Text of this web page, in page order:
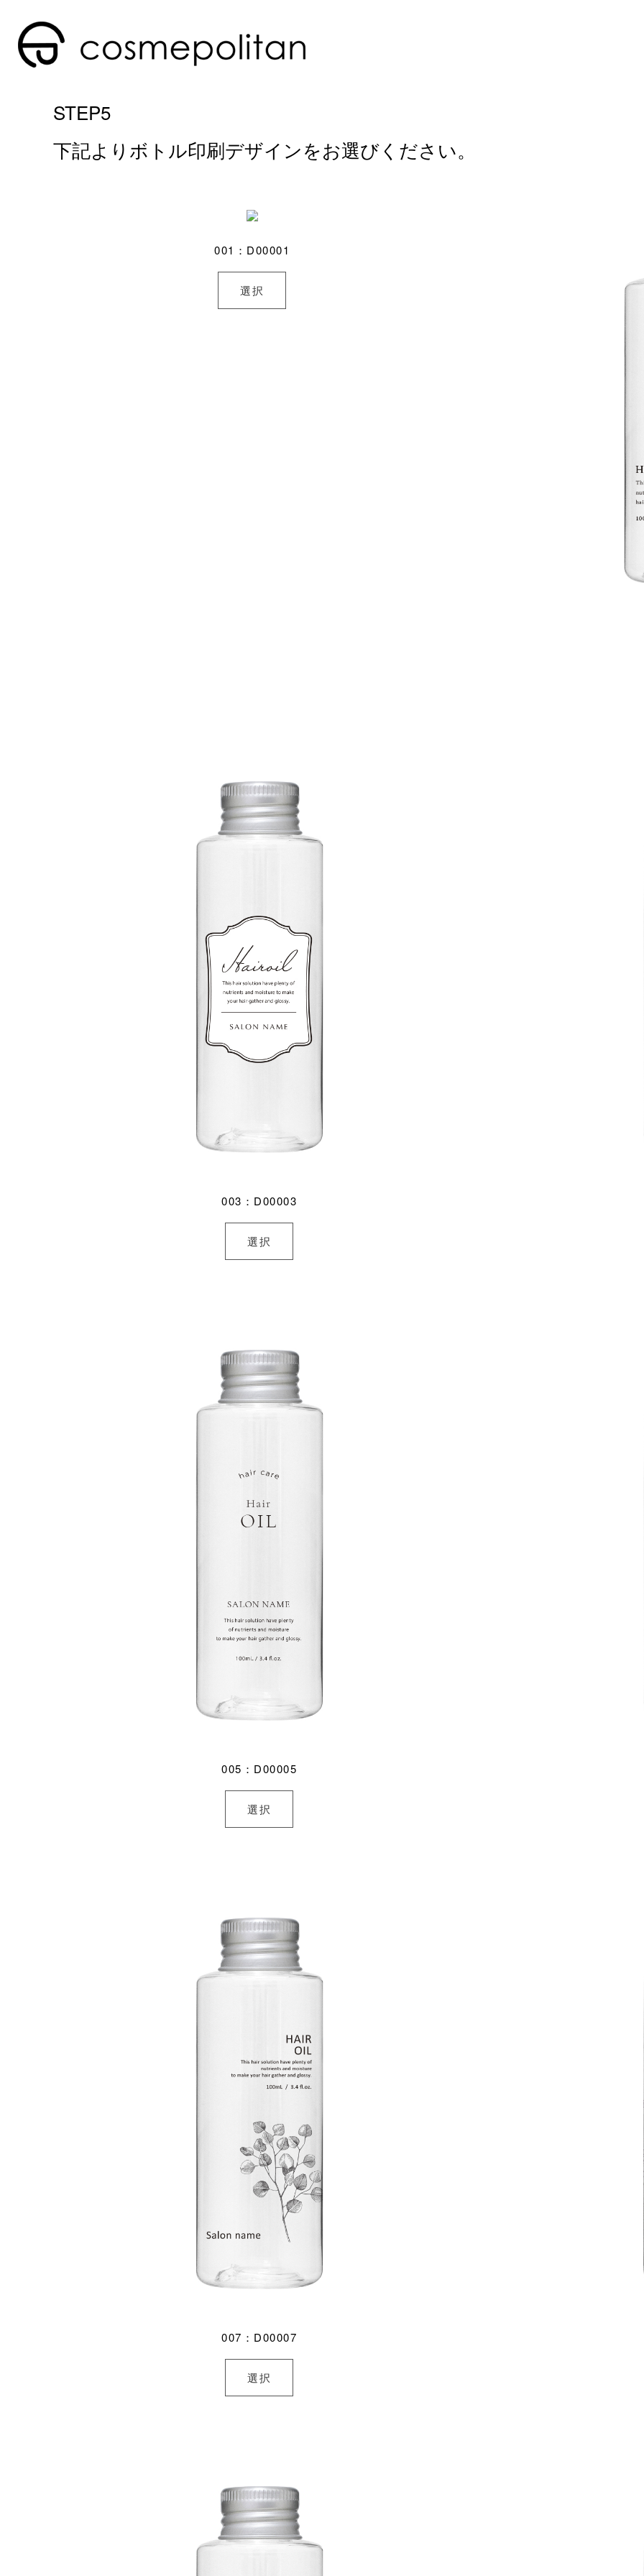
STEP5
下記よりボトル印刷デザインをお選びください。
001：D00001
選択
003：D00003
選択
005：D00005
選択
007：D00007
選択